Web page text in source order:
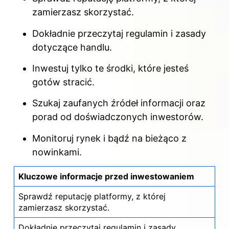
zamierzasz skorzystać.
Dokładnie przeczytaj regulamin i zasady
dotyczące handlu.
Inwestuj tylko te środki, które jesteś
gotów stracić.
Szukaj zaufanych źródeł informacji oraz
porad od doświadczonych inwestorów.
Monitoruj rynek i bądź na bieżąco z
nowinkami.
Kluczowe informacje przed inwestowaniem
Sprawdź reputację platformy, z której
zamierzasz skorzystać.